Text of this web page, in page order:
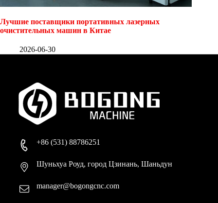
Лучшие поставщики портативных лазерных
очистительных машин в Китае
2026-06-30
+86 (531) 88786251
Шуньхуа Роуд, город Цзинань, Шаньдун
manager@bogongcnc.com